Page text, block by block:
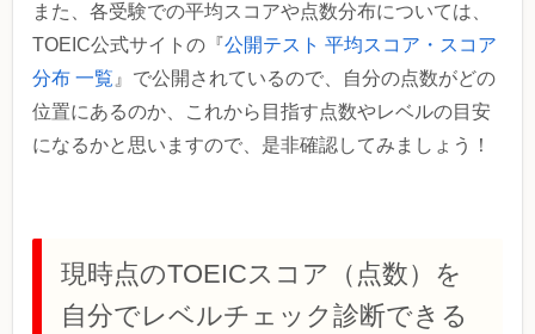
また、各受験での平均スコアや点数分布については、
TOEIC公式サイトの『公開テスト 平均スコア・スコア
分布 一覧 』で公開されているので、自分の点数がどの
位置にあるのか、これから目指す点数やレベルの目安
になるかと思いますので、是非確認してみましょう！
現時点のTOEICスコア（点数）を
自分でレベルチェック診断できる